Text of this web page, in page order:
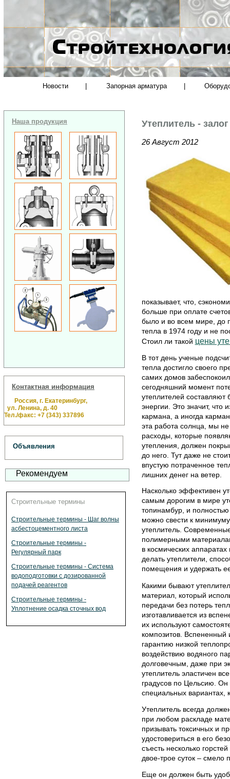
Новости Запорная арматура
Наша продукция
Контактная информация
Россия, г. Екатеринбург,
ул. Ленина, д. 40
Тел./факс: +7 (343) 337896
Объявления
Рекомендуем
Строительные термины
Строительные термины - Шаг волны
асбестоцементного листа
Строительные термины -
Регулярный парк
Строительные термины - Система
водоподготовки с дозированной
подачей реагентов
Строительные термины -
Уплотнение осадка сточных вод
Утеплитель -
26 Август 2012
показывает, что,
больше при оплате
было и во всем мире, до
тепла в 1974 году и не
Стоил ли такой цены
В тот день ученые
тепла достигло своего
самих домов
сегодняшний момент
утеплителей
энергии. Это значит, что
кармана, а иногда
эта работа солнца, мы
расходы, которые
утепления, должен
до него. Тут даже не
впустую потраченное
лишних денег на ветер.
Насколько эффективен
самым дорогим в мире
топинамбур, и полностью
можно свести к
утеплитель.
полимерными
в космических
делать утеплители,
помещения и удержать
Какими бывают
материал, который
передачи без потерь
изготавливается из
их используют
композитов. Вспененный
гарантию низкой
воздействию водяного
долговечным, даже при
утеплитель эластичен
градусов по Цельсию. Он
специальных вариантах,
Утеплитель всегда
при любом раскладе
призывать токсичных и
удостовериться в его
съесть несколько
двое-трое суток – смело
Еще он должен быть